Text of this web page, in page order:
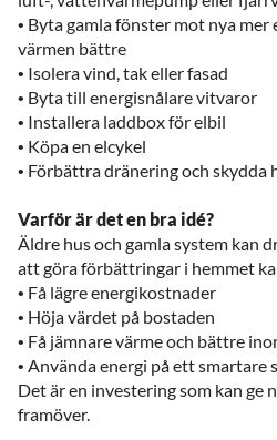
• Byta gamla fönster mot nya
värmen bättre
• Isolera vind, tak eller fasad
• Byta till energisnålare vitvaror
• Installera laddbox för elbil
• Köpa en elcykel
• Förbättra dränering och skydda
Varför är det en bra idé?
Äldre hus och gamla system kan
att göra förbättringar i hemmet
• Få lägre energikostnader
• Höja värdet på bostaden
• Få jämnare värme och bättre
• Använda energi på ett smartare
Det är en investering som kan ge
framöver.